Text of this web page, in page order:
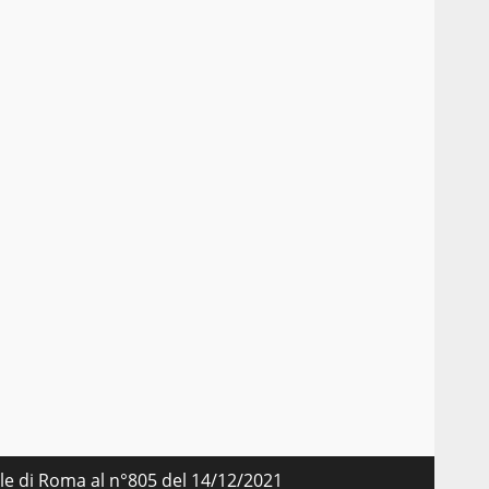
Roma al n°805 del 14/12/2021